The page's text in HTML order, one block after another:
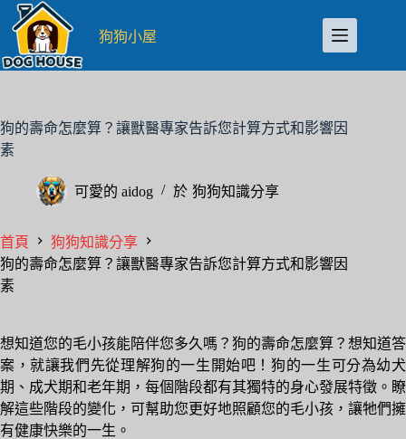
至
主
容
狗狗小屋
狗的壽命怎麼算？讓獸醫專家告訴您計算方式和影響因
素
可愛的 aidog 於 狗狗知識分享
首頁
狗狗知識分享
狗的壽命怎麼算？讓獸醫專家告訴您計算方式和影響因
素
想知道您的毛小孩能陪伴您多久嗎？狗的壽命怎麼算？想知道答
案，就讓我們先從理解狗的一生開始吧！狗的一生可分為幼犬
期、成犬期和老年期，每個階段都有其獨特的身心發展特徵。瞭
解這些階段的變化，可幫助您更好地照顧您的毛小孩，讓牠們擁
有健康快樂的一生。